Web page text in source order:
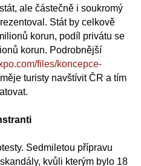
ale částečně i soukromý
Stát by celkově
korun, podíl privátu se
korun. Podrobnější
files/koncepce-
turisty navštívit ČR a tím
Sedmiletou přípravu
kvůli kterým bylo 18